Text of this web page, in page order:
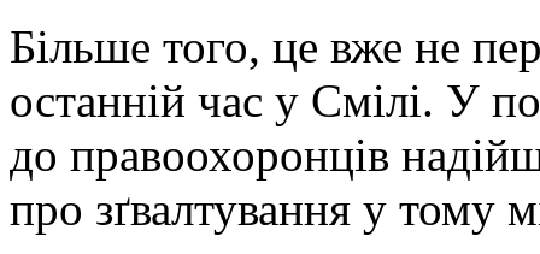
Більше того, це вже не
останній час у Смілі. У
до правоохоронців
про зґвалтування у тому